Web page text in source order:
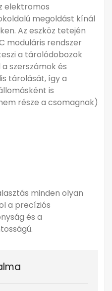
elektromos
megoldást kínál
Az eszköz tetején
moduláris rendszer
a tárolódobozok
szerszámok és
tárolását, így a
is
része a csomagnak)
minden olyan
a precíziós
és a